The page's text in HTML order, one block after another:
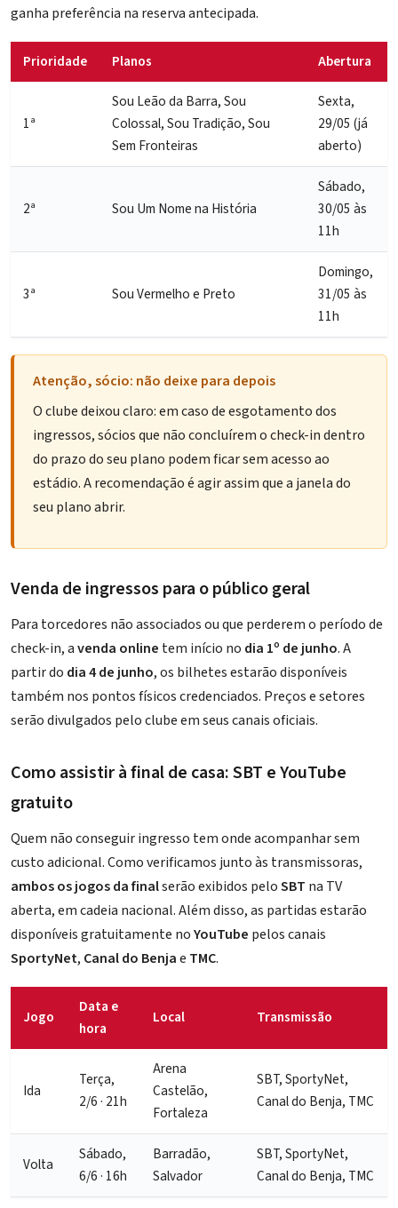
ganha preferência na reserva antecipada.
Prioridade Planos Abertura
1ª
Sou Leão da Barra, Sou
Colossal, Sou Tradição, Sou
Sem Fronteiras
Sexta,
29/05 (já
aberto)
2ª Sou Um Nome na História
Sábado,
30/05 às
11h
3ª Sou Vermelho e Preto
Domingo,
31/05 às
11h
Atenção, sócio: não deixe para depois
O clube deixou claro: em caso de esgotamento dos
ingressos, sócios que não concluírem o check-in dentro
do prazo do seu plano podem ficar sem acesso ao
estádio. A recomendação é agir assim que a janela do
seu plano abrir.
Venda de ingressos para o público geral
Para torcedores não associados ou que perderem o período de
check-in, avenda online tem início no dia 1º de junho. A
partir do dia 4 de junho, os bilhetes estarão disponíveis
também nos pontos físicos credenciados. Preços e setores
serão divulgados pelo clube em seus canais oficiais.
Como assistir à final de casa: SBT e YouTube
gratuito
Quem não conseguir ingresso tem onde acompanhar sem
custo adicional. Como verificamos junto às transmissoras,
ambos os jogos da finalserão exibidos peloSBT na TV
aberta, em cadeia nacional. Além disso, as partidas estarão
disponíveis gratuitamente noYouTube pelos canais
SportyNet, Canal do Benjae TMC.
Jogo
Data e
hora
Local Transmissão
Ida
Terça,
2/6 · 21h
Arena
Castelão,
Fortaleza
SBT, SportyNet,
Canal do Benja, TMC
Volta
Sábado,
6/6 · 16h
Barradão,
Salvador
SBT, SportyNet,
Canal do Benja, TMC